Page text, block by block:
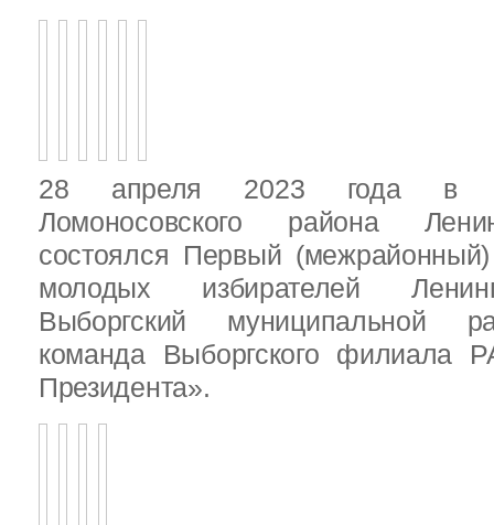
28 апреля 2023 года в
Ломоносовского района
состоялся Первый
молодых избирателей
Выборгский муниципальной
команда Выборгского филиала
Президента».